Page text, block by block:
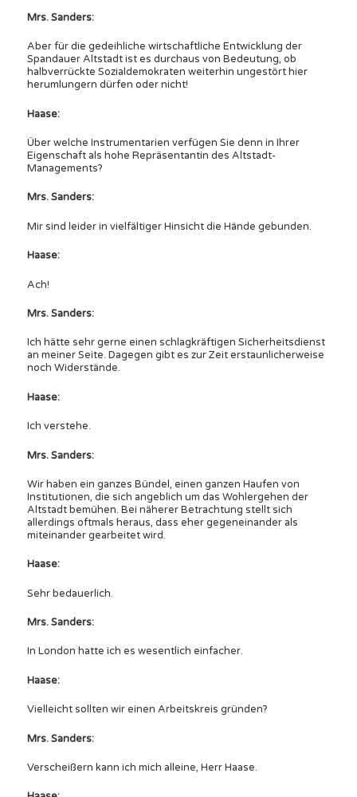
Mrs. Sanders:
Aber für die gedeihliche wirtschaftliche Entwicklung der
Spandauer Altstadt ist es durchaus von Bedeutung, ob
halbverrückte Sozialdemokraten weiterhin ungestört hier
herumlungern dürfen oder nicht!
Haase:
Über welche Instrumentarien verfügen Sie denn in Ihrer
Eigenschaft als hohe Repräsentantin des Altstadt-
Managements?
Mrs. Sanders:
Mir sind leider in vielfältiger Hinsicht die Hände gebunden.
Haase:
Ach!
Mrs. Sanders:
Ich hätte sehr gerne einen schlagkräftigen Sicherheitsdienst
an meiner Seite. Dagegen gibt es zur Zeit erstaunlicherweise
noch Widerstände.
Haase:
Ich verstehe.
Mrs. Sanders:
Wir haben ein ganzes Bündel, einen ganzen Haufen von
Institutionen, die sich angeblich um das Wohlergehen der
Altstadt bemühen. Bei näherer Betrachtung stellt sich
allerdings oftmals heraus, dass eher gegeneinander als
miteinander gearbeitet wird.
Haase:
Sehr bedauerlich.
Mrs. Sanders:
In London hatte ich es wesentlich einfacher.
Haase:
Vielleicht sollten wir einen Arbeitskreis gründen?
Mrs. Sanders:
Verscheißern kann ich mich alleine, Herr Haase.